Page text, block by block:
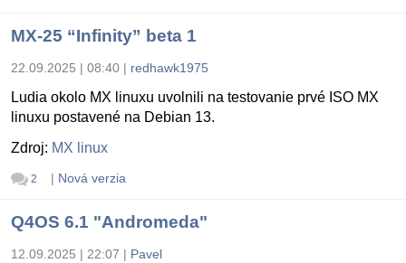
MX-25 “Infinity” beta 1
22.09.2025 | 08:40 | redhawk1975
Ludia okolo MX linuxu uvolnili na testovanie prvé ISO MX
linuxu postavené na Debian 13.
Zdroj: MX linux
2 | Nová verzia
Q4OS 6.1 "Andromeda"
12.09.2025 | 22:07 | Pavel